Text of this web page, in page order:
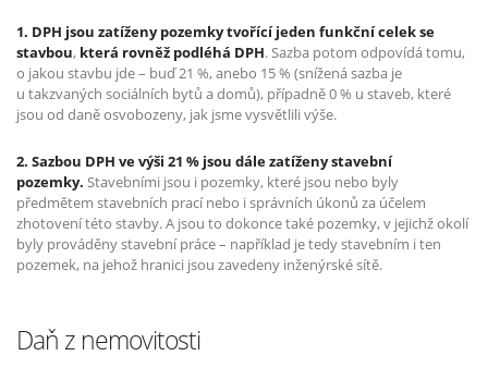
1. DPH jsou zatíženy pozemky tvořící jeden funkční celek se
stavbou, která rovněž podléhá DPH. Sazba potom odpovídá tomu,
o jakou stavbu jde – buď 21 %, anebo 15 % (snížená sazba je
u takzvaných sociálních bytů a domů), případně 0 % u staveb, které
jsou od daně osvobozeny, jak jsme vysvětlili výše.
2. Sazbou DPH ve výši 21 % jsou dále zatíženy stavební
pozemky. Stavebními jsou i pozemky, které jsou nebo byly
předmětem stavebních prací nebo i správních úkonů za účelem
zhotovení této stavby. A jsou to dokonce také pozemky, v jejichž okolí
byly prováděny stavební práce – například je tedy stavebním i ten
pozemek, na jehož hranici jsou zavedeny inženýrské sítě.
Daň z nemovitosti